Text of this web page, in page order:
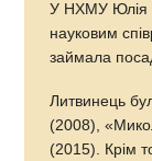
У НХМУ Юлія
науковим
займала
Литвинець
(2008),
(2015). Крім